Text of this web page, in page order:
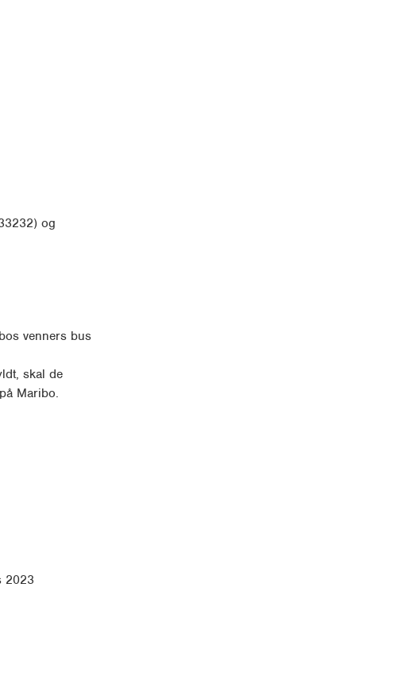
og
venners bus
skal de
Maribo.
2023